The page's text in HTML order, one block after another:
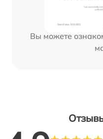
Вы можете